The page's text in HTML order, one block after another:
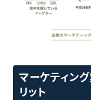
マーケティン
リット